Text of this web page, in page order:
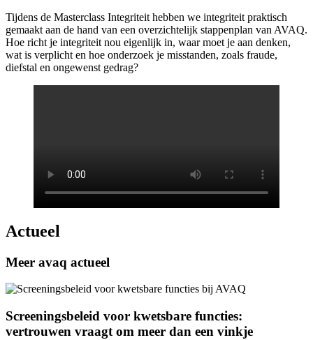
Tijdens de Masterclass Integriteit hebben we integriteit praktisch
gemaakt aan de hand van een overzichtelijk stappenplan van AVAQ.
Hoe richt je integriteit nou eigenlijk in, waar moet je aan denken,
wat is verplicht en hoe onderzoek je misstanden, zoals fraude,
diefstal en ongewenst gedrag?
Actueel
Meer avaq actueel
Screeningsbeleid voor kwetsbare functies:
vertrouwen vraagt om meer dan een vinkje